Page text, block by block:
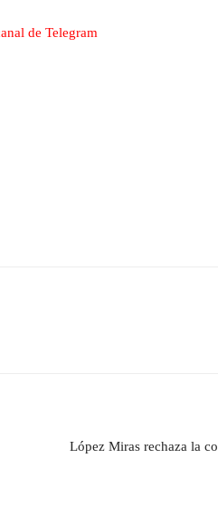
de Telegram
López Miras rechaza la